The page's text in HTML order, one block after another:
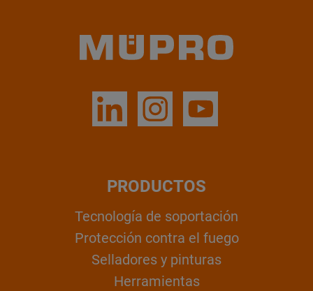
PRODUCTOS
Tecnología de soportación
Protección contra el fuego
Selladores y pinturas
Herramientas